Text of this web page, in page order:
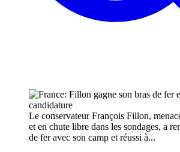
Le conservateur François Fillon,
et en chute libre dans les sondages, a
de fer avec son camp et réussi à...